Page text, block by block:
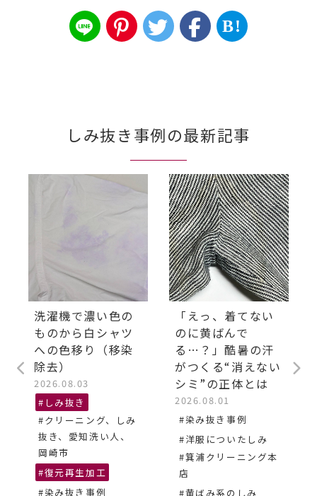
B!
しみ抜き事例の最新記事
洗濯機で濃い色の
ものから白シャツ
への色移り（移染
除去）
2026.08.03
#しみ抜き
#クリーニング、しみ
抜き、愛知洗い人、
岡崎市
#復元再生加工
#染み抜き事例
「えっ、着てない
のに黄ばんで
る…？」酷暑の汗
がつくる“消えない
シミ”の正体とは
2026.08.01
#染み抜き事例
#洋服についたしみ
#箕浦クリーニング本
店
#黄ばみ系のしみ